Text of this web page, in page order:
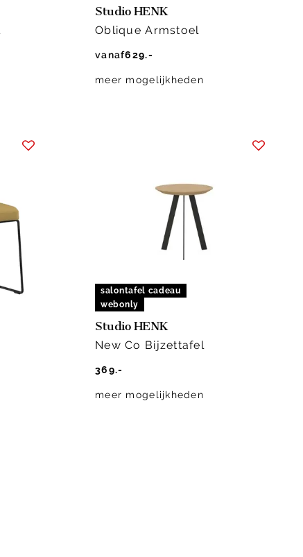
Studio HENK
Oblique Armstoel
vanaf629.-
meer mogelijkheden
salontafel cadeau
webonly
Studio HENK
New Co Bijzettafel
369.-
meer mogelijkheden